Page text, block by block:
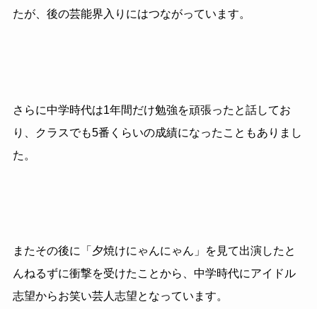
たが、後の芸能界入りにはつながっています。
さらに中学時代は1年間だけ勉強を頑張ったと話してお
り、クラスでも5番くらいの成績になったこともありまし
た。
またその後に「夕焼けにゃんにゃん」を見て出演したと
んねるずに衝撃を受けたことから、中学時代にアイドル
志望からお笑い芸人志望となっています。